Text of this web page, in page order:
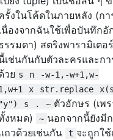
รั้งในโค้ดในภายหลัง (ก
นื่องจากฉันใช้เพื่อบันทึก
รรมดา) สตริงพารามิเต
เช่นกันกับตัวละครและก
วย s n
-w-1,-w+1,w-
x str.replace
"y")
s . ~ ตัวอักษร (เพ
งหมด)
~ นอกจากนี้ยังมี
ถวด้วยเช่นกัน
t จะถูกใ